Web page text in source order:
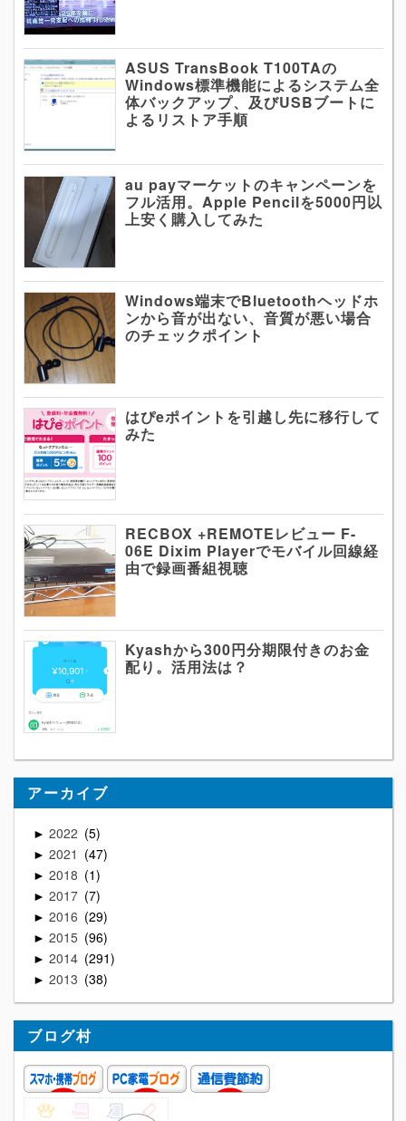
ASUS TransBook T100TAの
Windows標準機能によるシステム全
体バックアップ、及びUSBブートに
よるリストア手順
au payマーケットのキャンペーンを
フル活用。Apple Pencilを5000円以
上安く購入してみた
Windows端末でBluetoothヘッドホ
ンから音が出ない、音質が悪い場合
のチェックポイント
はぴeポイントを引越し先に移行して
みた
RECBOX +REMOTEレビュー F-
06E Dixim Playerでモバイル回線経
由で録画番組視聴
Kyashから300円分期限付きのお金
配り。活用法は？
アーカイブ
► 2022 5
► 2021 47
► 2018 1
► 2017 7
► 2016 29
► 2015 96
► 2014 291
► 2013 38
ブログ村